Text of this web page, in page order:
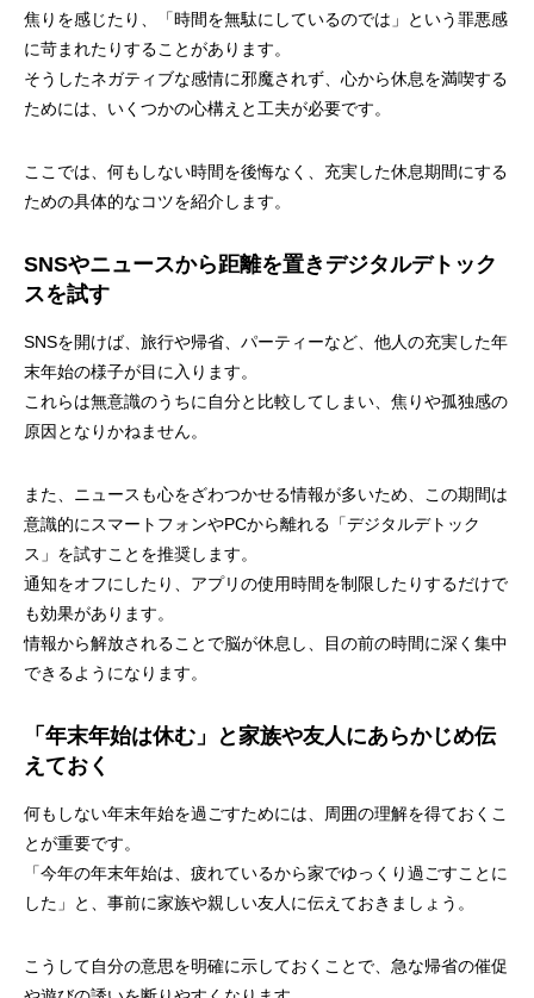
焦りを感じたり、「時間を無駄にしているのでは」という罪悪感
に苛まれたりすることがあります。
そうしたネガティブな感情に邪魔されず、心から休息を満喫する
ためには、いくつかの心構えと工夫が必要です。
ここでは、何もしない時間を後悔なく、充実した休息期間にする
ための具体的なコツを紹介します。
SNSやニュースから距離を置きデジタルデトック
スを試す
SNSを開けば、旅行や帰省、パーティーなど、他人の充実した年
末年始の様子が目に入ります。
これらは無意識のうちに自分と比較してしまい、焦りや孤独感の
原因となりかねません。
また、ニュースも心をざわつかせる情報が多いため、この期間は
意識的にスマートフォンやPCから離れる「デジタルデトック
ス」を試すことを推奨します。
通知をオフにしたり、アプリの使用時間を制限したりするだけで
も効果があります。
情報から解放されることで脳が休息し、目の前の時間に深く集中
できるようになります。
「年末年始は休む」と家族や友人にあらかじめ伝
えておく
何もしない年末年始を過ごすためには、周囲の理解を得ておくこ
とが重要です。
「今年の年末年始は、疲れているから家でゆっくり過ごすことに
した」と、事前に家族や親しい友人に伝えておきましょう。
こうして自分の意思を明確に示しておくことで、急な帰省の催促